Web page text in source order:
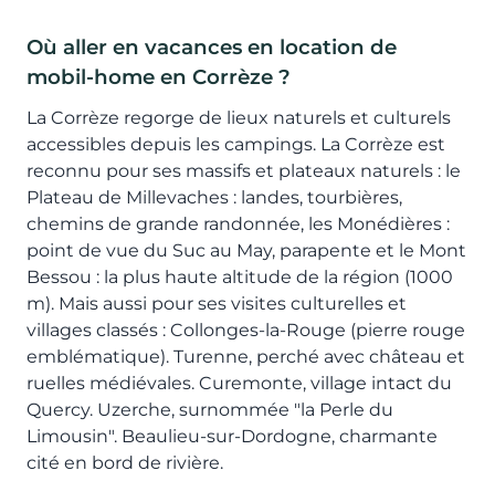
Où aller en vacances en location de
mobil-home en Corrèze ?
La Corrèze regorge de lieux naturels et culturels
accessibles depuis les campings. La Corrèze est
reconnu pour ses massifs et plateaux naturels : le
Plateau de Millevaches : landes, tourbières,
chemins de grande randonnée, les Monédières :
point de vue du Suc au May, parapente et le Mont
Bessou : la plus haute altitude de la région (1000
m). Mais aussi pour ses visites culturelles et
villages classés : Collonges-la-Rouge (pierre rouge
emblématique). Turenne, perché avec château et
ruelles médiévales. Curemonte, village intact du
Quercy. Uzerche, surnommée "la Perle du
Limousin". Beaulieu-sur-Dordogne, charmante
cité en bord de rivière.